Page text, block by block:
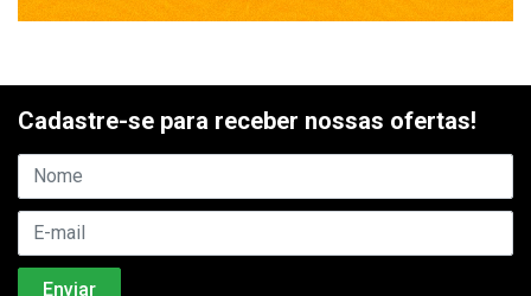
Cadastre-se para receber nossas ofertas!